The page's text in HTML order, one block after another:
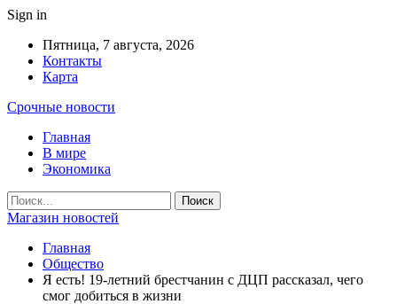
Sign in
Пятница, 7 августа, 2026
Контакты
Карта
Срочные новости
Главная
В мире
Экономика
Магазин новостей
Главная
Общество
Я есть! 19-летний брестчанин с ДЦП рассказал, чего
смог добиться в жизни